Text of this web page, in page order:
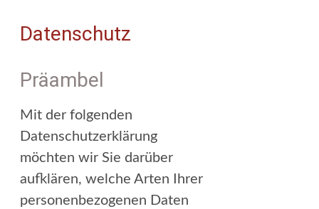
Datenschutz
Präambel
Mit der folgenden
Datenschutzerklärung
möchten wir Sie darüber
aufklären, welche Arten Ihrer
personenbezogenen Daten